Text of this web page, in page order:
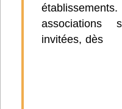
associations
invitées, dès